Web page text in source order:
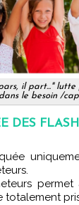
il part..."
le besoin /
DES
totalement